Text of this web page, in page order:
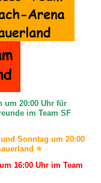
um 20:00 Uhr für
im Team SF
Sonntag um 20:00
⭐
16:00 Uhr im Team